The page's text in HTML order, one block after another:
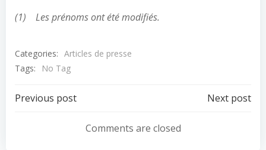
(1) Les prénoms ont été modifiés.
Categories: Articles de presse
Tags:
No Tag
Post
navigation
Previous post
navigation
Next post
Comments are closed